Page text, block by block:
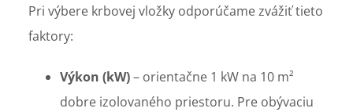
Pri výbere krbovej vložky odporúčame zvážiť tieto
faktory:
Výkon (kW)– orientačne 1 kW na 10 m²
dobre izolovaného priestoru. Pre obývaciu